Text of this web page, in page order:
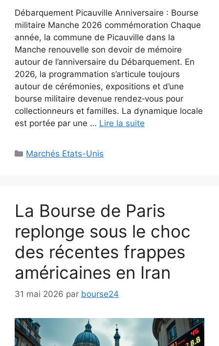
Débarquement Picauville Anniversaire : Bourse
militaire Manche 2026 commémoration Chaque
année, la commune de Picauville dans la
Manche renouvelle son devoir de mémoire
autour de l’anniversaire du Débarquement. En
2026, la programmation s’articule toujours
autour de cérémonies, expositions et d’une
bourse militaire devenue rendez‑vous pour
collectionneurs et familles. La dynamique locale
est portée par une … Lire la suite
Catégories
Marchés Etats-Unis
La Bourse de Paris
replonge sous le choc
des récentes frappes
américaines en Iran
31 mai 2026 par bourse24